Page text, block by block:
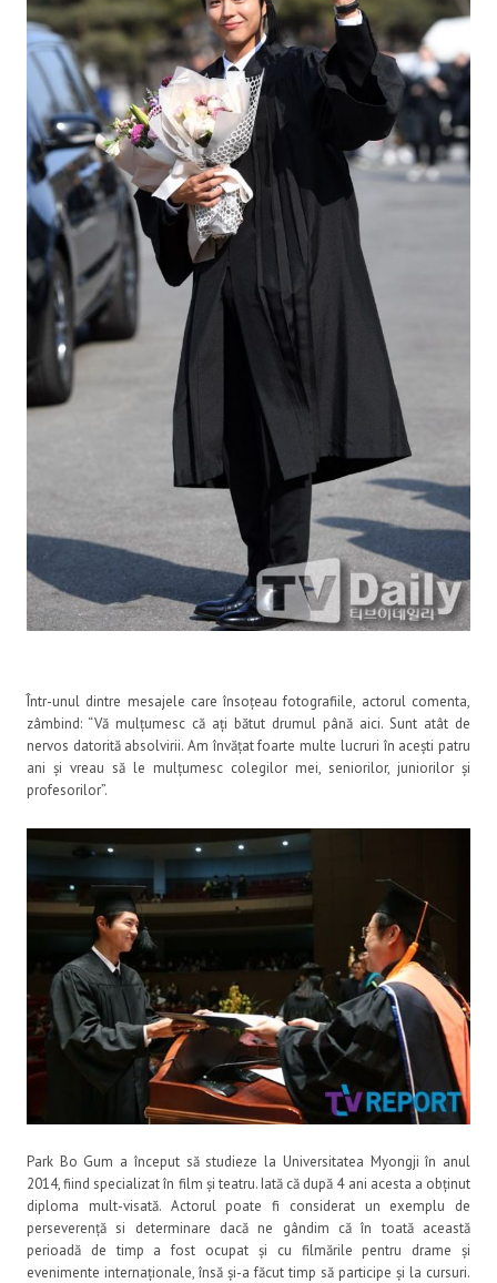
Într-unul dintre mesajele care însoțeau fotografiile, actorul comenta,
zâmbind: “Vă mulțumesc că ați bătut drumul până aici. Sunt atât de
nervos datorită absolvirii. Am învățat foarte multe lucruri în acești patru
ani și vreau să le mulțumesc colegilor mei, seniorilor, juniorilor și
profesorilor”.
Park Bo Gum a început să studieze la Universitatea Myongji în anul
2014, fiind specializat în film și teatru. Iată că după 4 ani acesta a obținut
diploma mult-visată. Actorul poate fi considerat un exemplu de
perseverență si determinare dacă ne gândim că în toată această
perioadă de timp a fost ocupat și cu filmările pentru drame și
evenimente internaționale, însă și-a făcut timp să participe și la cursuri.